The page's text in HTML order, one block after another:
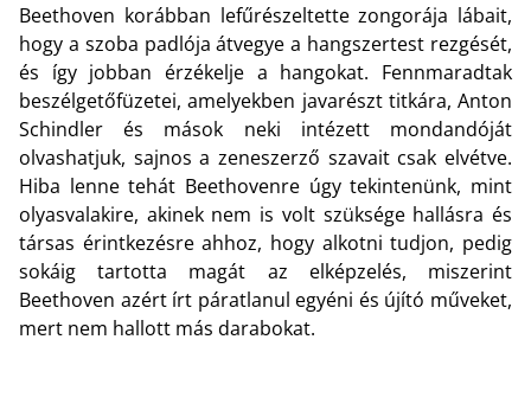
Beethoven korábban lefűrészeltette zongorája lábait,
hogy a szoba padlója átvegye a hangszertest rezgését,
és így jobban érzékelje a hangokat. Fennmaradtak
beszélgetőfüzetei, amelyekben javarészt titkára, Anton
Schindler és mások neki intézett mondandóját
olvashatjuk, sajnos a zeneszerző szavait csak elvétve.
Hiba lenne tehát Beethovenre úgy tekintenünk, mint
olyasvalakire, akinek nem is volt szüksége hallásra és
társas érintkezésre ahhoz, hogy alkotni tudjon, pedig
sokáig tartotta magát az elképzelés, miszerint
Beethoven azért írt páratlanul egyéni és újító műveket,
mert nem hallott más darabokat.